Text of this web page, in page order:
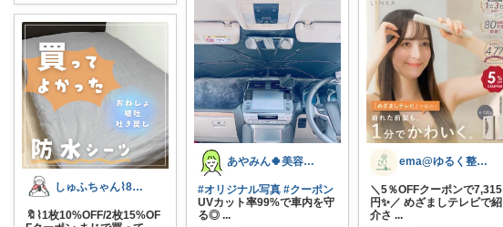
しゅふちゃん⌇ 8月もよろしくね🍉
🔖⌇ 1枚10%OFF/2枚15%OF
あやみん🍀美容×健康×子ども
#オリジナル写真 #クーポン
UVカット率99%で車内を守
る◎ ...
ema@ゆるく整う暮らし
＼5％OFFクーポンで7,315
円✨／ めざましテレビで紹
介さ ...